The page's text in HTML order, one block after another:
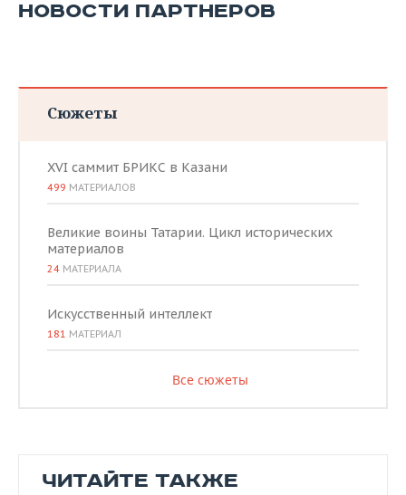
НОВОСТИ ПАРТНЕРОВ
Сюжеты
XVI саммит БРИКС в Казани
499 МАТЕРИАЛОВ
Великие воины Татарии. Цикл исторических
материалов
24 МАТЕРИАЛА
Искусственный интеллект
181 МАТЕРИАЛ
Все сюжеты
ЧИТАЙТЕ ТАКЖЕ